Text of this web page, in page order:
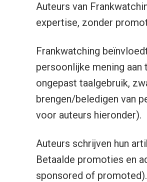
Auteurs van
expertise, zonder
Frankwatching
persoonlijke mening
ongepast taalgebruik,
brengen/beledigen van
voor auteurs hieronder).
Auteurs schrijven hun
Betaalde promoties en
sponsored of promoted).